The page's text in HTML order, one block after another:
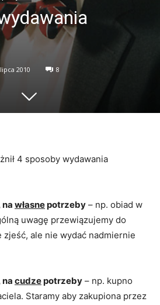
2010 8
4 sposoby wydawania
własnepotrzeby – np. obiad w
uwagę przewiązujemy do
zjeść, ale nie wydać nadmiernie
cudzepotrzeby – np. kupno
Staramy aby zakupiona przez